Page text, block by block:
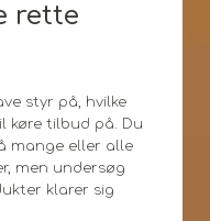
rette
styr på, hvilke
køre tilbud på. Du
mange eller alle
men undersøg
klarer sig